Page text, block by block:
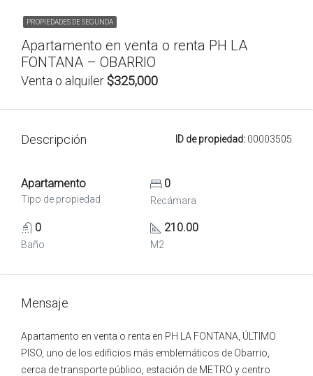
PROPIEDADES DE SEGUNDA
Apartamento en venta o renta PH LA
FONTANA – OBARRIO
Venta o alquiler $325,000
Descripción ID de propiedad: 00003505
Apartamento
Tipo de propiedad
0
Recámara
0
Baño
210.00
M2
Mensaje
Apartamento en venta o renta en PH LA FONTANA, ÚLTIMO
PISO, uno de los edificios más emblemáticos de Obarrio,
cerca de transporte público, estación de METRO y centro